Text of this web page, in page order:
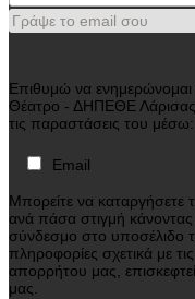
Γράψε το email σου
Επιθυμώ να
Θέατρο - ΔΗΠΕΘΕ Λάρισας
τις παραστάσεις του μέσω:
Email
Μπορείτε να καταργήσετε
ανά πάσα στιγμή κάνοντας
σύνδεσμο στο υποσέλιδο
πληροφορίες σχετικά με
απορρήτου μας,
μας.